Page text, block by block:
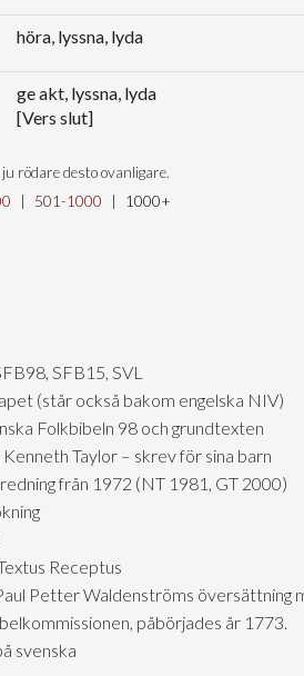
höra, lyssna, lyda
ge akt, lyssna, lyda
[Vers slut]
rödare desto ovanligare.
501-1000 1000+
SFB15, SVL
(står också bakom engelska NIV)
Folkbibeln 98 och grundtexten
Taylor – skrev för sina barn
från 1972 (NT 1981, GT 2000)
Receptus
Petter Waldenströms översättning
påbörjades år 1773.
svenska